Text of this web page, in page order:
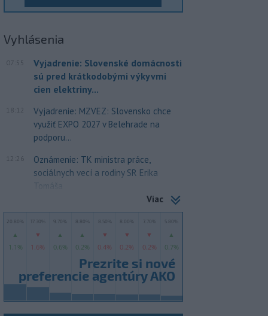
Vyhlásenia
07:55
Vyjadrenie: Slovenské domácnosti
sú pred krátkodobými výkyvmi
cien elektriny...
18:12
Vyjadrenie: MZVEZ: Slovensko chce
využiť EXPO 2027 v Belehrade na
podporu...
12:26
Oznámenie: TK ministra práce,
sociálnych vecí a rodiny SR Erika
Tomáša
Viac